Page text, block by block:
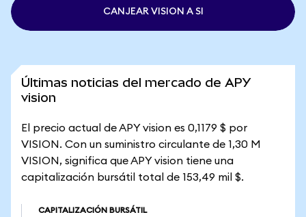
CANJEAR VISION A SI
Últimas noticias del mercado de APY
vision
El precio actual de APY vision es 0,1179 $ por
VISION. Con un suministro circulante de 1,30 M
VISION, significa que APY vision tiene una
capitalización bursátil total de 153,49 mil $.
CAPITALIZACIÓN BURSÁTIL